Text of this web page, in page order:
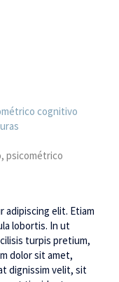
cognitivo
psicométrico
adipiscing elit. Etiam
lobortis. In ut
turpis pretium,
dolor sit amet,
dignissim velit, sit